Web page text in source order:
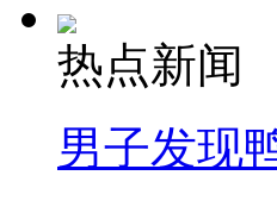
热点新闻
男子发现